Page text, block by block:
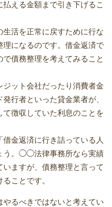
える金額まで引き下げるこ
活を正常に戻すために行な
理になるのです。借金返済で
債務整理を考えてみること
ット会社だったり消費者金
行者といった貸金業者が、
徴収していた利息のことを
金返済に行き詰っている人
う。◯◯法律事務所なら実績
ますが、債務整理と言って
ことです。
るべきではないと考えてい